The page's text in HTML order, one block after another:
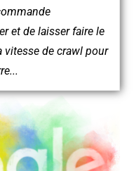
et de laisser faire le
vitesse de crawl pour